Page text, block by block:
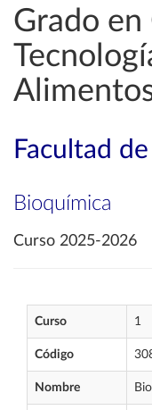
Grado en
Facultad
Bioquímica
Curso 2025-2026
Curso 1
Código
Nombre